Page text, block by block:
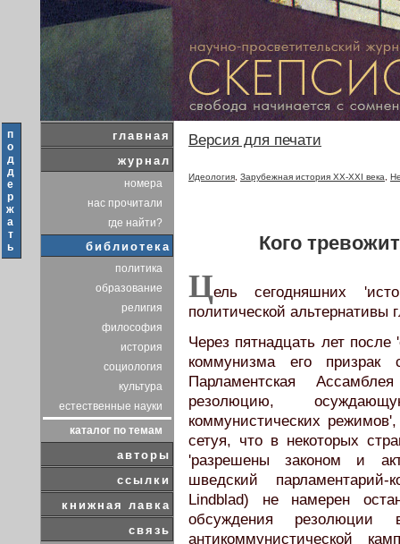
п
о
д
д
е
р
ж
а
т
ь
главная
журнал
номера
нас прочитали
где найти?
библиотека
политика
образование
религия
философия
история
социология
культура
естественные науки
каталог по темам
авторы
ссылки
книжная лавка
связь
Версия для печати
Идеология Зарубежная история XX-XXI века
Кого
Цель сегодняшних
политической альтернативы
Через пятнадцать лет
коммунизма его
Парламентская
резолюцию,
коммунистических
сетуя, что в некоторых
'разрешены законом и
шведский
Lindblad) не намерен
обсуждения
антикоммунистической